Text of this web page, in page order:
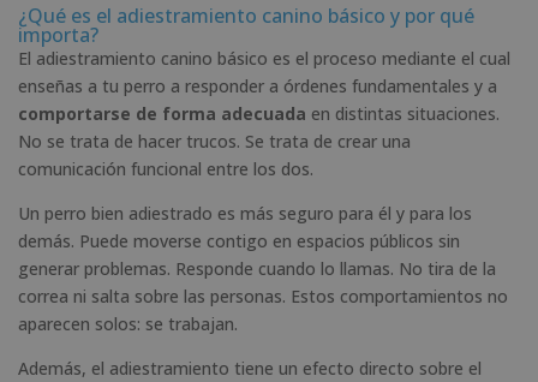
¿Qué es el adiestramiento canino básico y por qué
importa?
El adiestramiento canino básico es el proceso mediante el cual
enseñas a tu perro a responder a órdenes fundamentales y a
comportarse de forma adecuada en distintas situaciones.
No se trata de hacer trucos. Se trata de crear una
comunicación funcional entre los dos.
Un perro bien adiestrado es más seguro para él y para los
demás. Puede moverse contigo en espacios públicos sin
generar problemas. Responde cuando lo llamas. No tira de la
correa ni salta sobre las personas. Estos comportamientos no
aparecen solos: se trabajan.
Además, el adiestramiento tiene un efecto directo sobre el